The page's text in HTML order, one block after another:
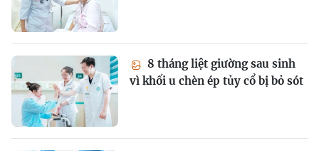
8 tháng liệt giường sau sinh
vì khối u chèn ép tủy cổ bị bỏ sót